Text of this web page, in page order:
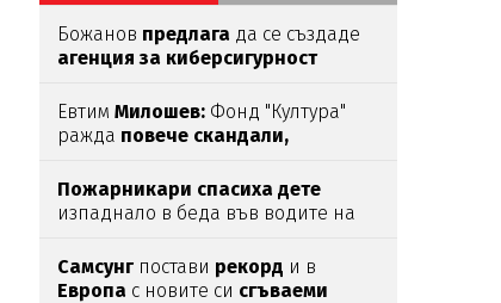
Божанов предлага да се създаде
агенция за киберсигурност
Евтим Милошев: Фонд "Култура"
ражда повече скандали,
Пожарникари спасиха дете
изпаднало в беда във водите на
Самсунг постави рекорд и в
Европа с новите си сгъваеми